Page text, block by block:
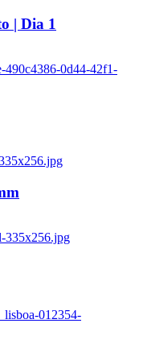
| Dia 1
490c4386-0d44-42f1-
335x256.jpg
012354-